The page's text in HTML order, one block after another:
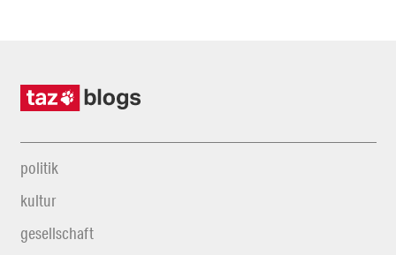
politik
kultur
gesellschaft